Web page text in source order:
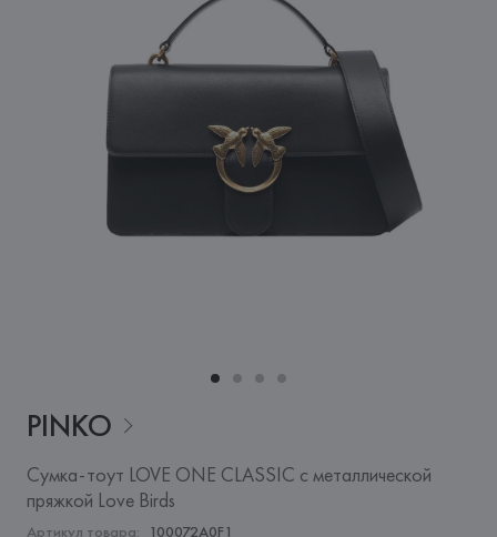
PINKO
Сумка-тоут LOVE ONE CLASSIC с металлической
пряжкой Love Birds
Артикул товара: 100072A0F1